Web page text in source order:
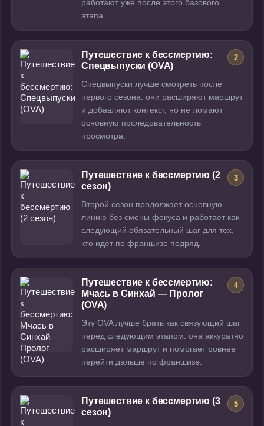
работают уже после этого базового
этапа.
Путешествие к бессмертию:
Спецвыпуски (OVA)
2
Спецвыпуски лучше смотреть после
первого сезона: они расширяют маршрут
и добавляют контекст, но не ломают
основную последовательность
просмотра.
Путешествие к бессмертию (2
сезон)
3
Второй сезон продолжает основную
линию без смены фокуса и работает как
следующий обязательный шаг для тех,
кто идёт по франшизе подряд.
Путешествие к бессмертию:
Мчась в Синхай — Пролог
(OVA)
4
Эту OVA лучше брать как связующий шаг
перед следующим этапом: она аккуратно
расширяет маршрут и помогает ровнее
перейти дальше по франшизе.
Путешествие к бессмертию (3
сезон)
5